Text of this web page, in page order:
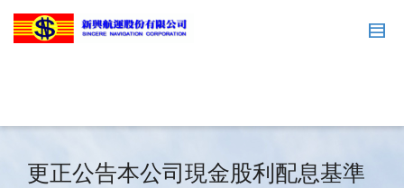
更正公告本公司現金股利配息基準